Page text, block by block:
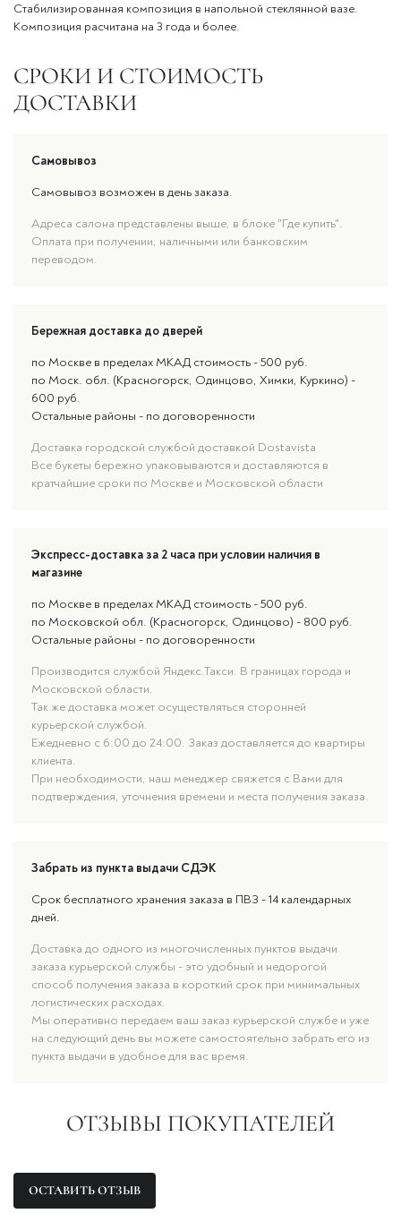
Стабилизированная композиция в напольной стеклянной вазе.
Композиция расчитана на 3 года и более.
СРОКИ И СТОИМОСТЬ
ДОСТАВКИ
Самовывоз
Самовывоз возможен в день заказа.
Адреса салона представлены выше, в блоке "Где купить".
Оплата при получении, наличными или банковским
переводом.
Бережная доставка до дверей
по Москве в пределах МКАД стоимость - 500 руб.
по Моск. обл. (Красногорск, Одинцово, Химки, Куркино) -
600 руб.
Остальные районы - по договоренности
Доставка городской службой доставкой Dostavista
Все букеты бережно упаковываются и доставляются в
кратчайшие сроки по Москве и Московской области
Экспресс-доставка за 2 часа при условии наличия в
магазине
по Москве в пределах МКАД стоимость - 500 руб.
по Московской обл. (Красногорск, Одинцово) - 800 руб.
Остальные районы - по договоренности
Производится службой Яндекс.Такси. В границах города и
Московской области.
Так же доставка может осуществляться сторонней
курьерской службой.
Ежедневно с 6:00 до 24:00. Заказ доставляется до квартиры
клиента.
При необходимости, наш менеджер свяжется с Вами для
подтверждения, уточнения времени и места получения заказа.
Забрать из пункта выдачи СДЭК
Срок бесплатного хранения заказа в ПВЗ - 14 календарных
дней.
Доставка до одного из многочисленных пунктов выдачи
заказа курьерской службы - это удобный и недорогой
способ получения заказа в короткий срок при минимальных
логистических расходах.
Мы оперативно передаем ваш заказ курьерской службе и уже
на следующий день вы можете самостоятельно забрать его из
пункта выдачи в удобное для вас время.
ОТЗЫВЫ ПОКУПАТЕЛЕЙ
ОСТАВИТЬ ОТЗЫВ